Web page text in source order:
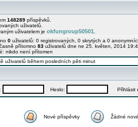
148289 příspěvků.
uživatelů.
uživatelem je okfungroup50501
0 uživatelů: 0 registrovaných, 0 skrytých a 0
přítomno 83 uživatelů dne ne 25. květen, 2014
nikdo není přítomen
uživatelů během posledních pěti minut
Heslo: Přihlásit
Nové příspěvky Žádné